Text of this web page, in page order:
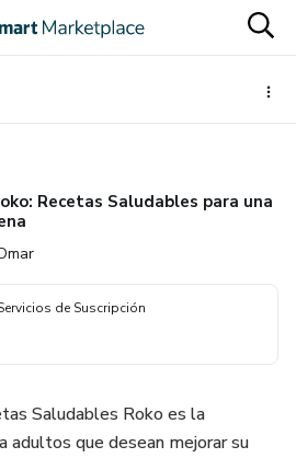
Recetas Saludables para una
de Suscripción
Saludables Roko es la
adultos que desean mejorar su